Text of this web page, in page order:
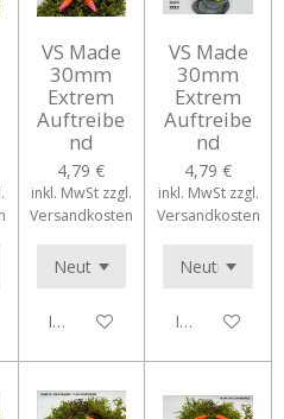
VS Made
30mm
Extrem
Auftreibe
nd
4,79 €
inkl. MwSt zzgl.
Versandkosten
In den Warenkorb
VS Made
30mm
Extrem
Auftreibe
nd
4,79 €
inkl. MwSt zzgl.
Versandkosten
In den